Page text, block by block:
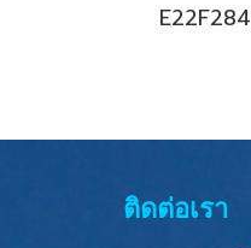
ติดต่อเรา